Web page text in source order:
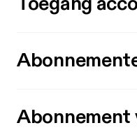
Abonnement